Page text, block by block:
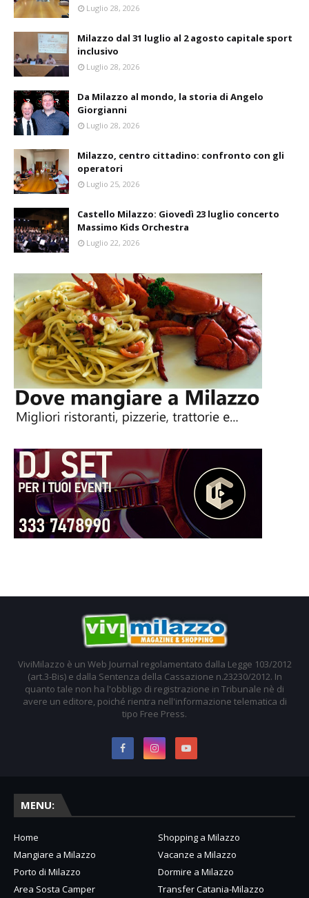
Luglio 28, 2026
Milazzo dal 31 luglio al 2 agosto capitale sport
inclusivo
Luglio 28, 2026
Da Milazzo al mondo, la storia di Angelo
Giorgianni
Luglio 28, 2026
Milazzo, centro cittadino: confronto con gli
operatori
Luglio 25, 2026
Castello Milazzo: Giovedì 23 luglio concerto
Massimo Kids Orchestra
Luglio 22, 2026
ViviMilazzo è un Web Journal regolamentato dalla Legge 103/2012
(art.3-Bis) e dalla Sentenza della Cassazione n.23230/2012. In
quanto tale non ha l'obbligo di registrazione in Tribunale nè di
avere un editore, poiché rientra nell'informazione telematica di
tipo Free Press.
MENU:
Home
Shopping a Milazzo
Mangiare a Milazzo
Vacanze a Milazzo
Porto di Milazzo
Dormire a Milazzo
Area Sosta Camper
Transfer Catania-Milazzo